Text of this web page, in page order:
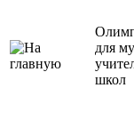
для
школ